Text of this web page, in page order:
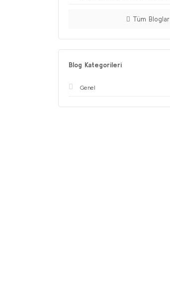
Tüm Bloglar
Blog Kategorileri
Genel